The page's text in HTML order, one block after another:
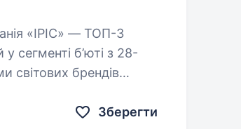
сегменті б’юті з 28-
світових брендів
Зберегти